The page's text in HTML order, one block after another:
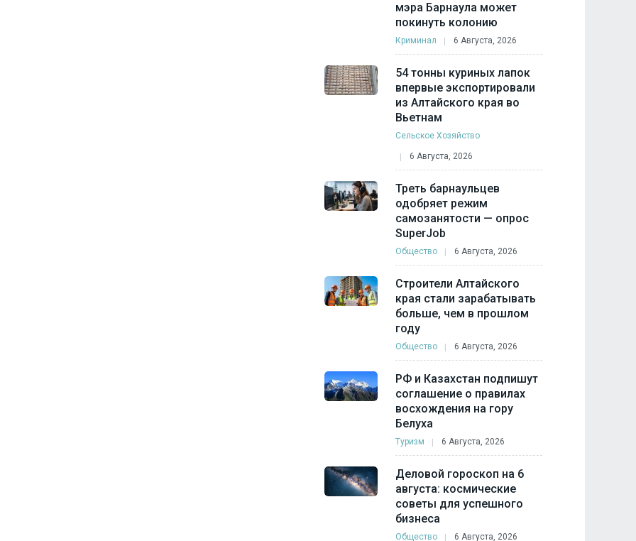
мэра Барнаула может
покинуть колонию
Криминал 6 Августа, 2026
54 тонны куриных лапок
впервые экспортировали
из Алтайского края во
Вьетнам
Сельское Хозяйство
6 Августа, 2026
Треть барнаульцев
одобряет режим
самозанятости — опрос
SuperJob
Общество 6 Августа, 2026
Строители Алтайского
края стали зарабатывать
больше, чем в прошлом
году
Общество 6 Августа, 2026
РФ и Казахстан подпишут
соглашение о правилах
восхождения на гору
Белуха
Туризм 6 Августа, 2026
Деловой гороскоп на 6
августа: космические
советы для успешного
бизнеса
Общество 6 Августа, 2026